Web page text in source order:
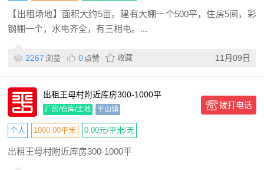
【出租场地】面积大约5亩。建有大棚一个500平，住房5间，彩
钢棚一个，水电齐全，有三相电。...
2267 浏览 0 点赞 收藏 11月09日
出租王母村附近库房300-1000平
厂房/仓库/土地 平山镇 拨打电话
个人 1000.00平米 0.00元/平米/天
出租王母村附近库房300-1000平